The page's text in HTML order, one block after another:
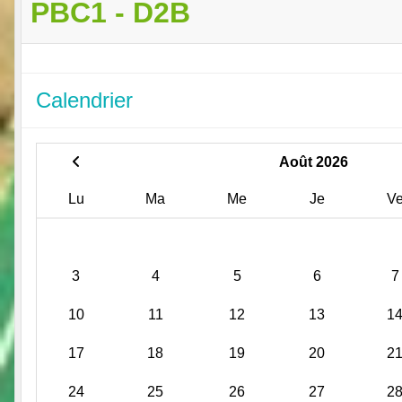
PBC1 - D2B
Calendrier
Août 2026
Lu Ma Me Je
3 4 5 6 7
10 11 12 13 14
17 18 19 20 21
24 25 26 27 28